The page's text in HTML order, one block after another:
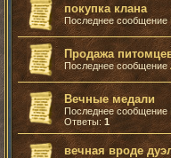
покупка клана
Последнее сообщение
Продажа
Последнее сообщение
Вечные медали
Последнее сообщение
Ответы: 1
вечная вроде